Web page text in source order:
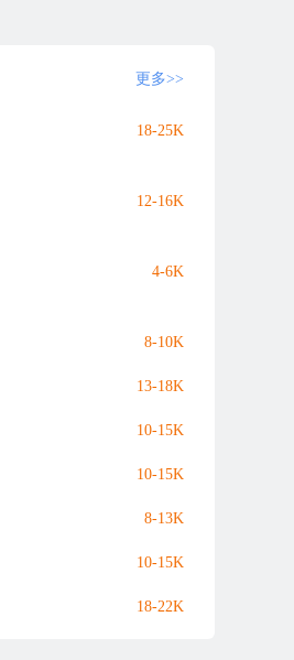
更多>>
18-25K
12-16K
4-6K
8-10K
13-18K
10-15K
10-15K
8-13K
10-15K
18-22K